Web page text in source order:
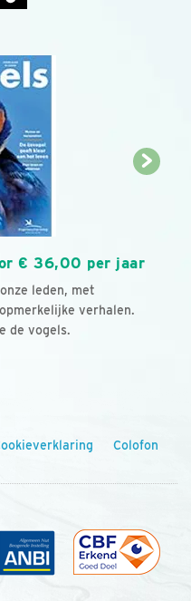
€ 36,00 per jaar
leden, met
verhalen.
de vogels.
Colofon